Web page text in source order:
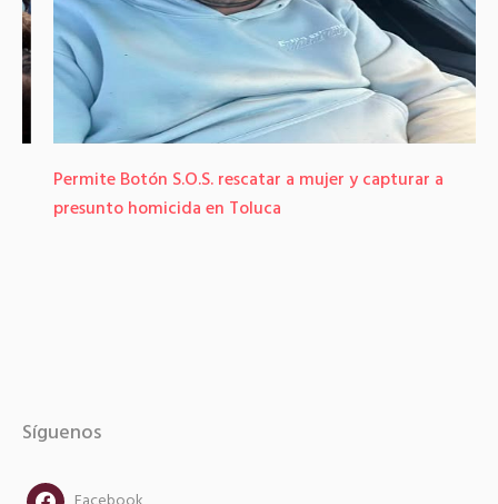
Permite Botón S.O.S. rescatar a mujer y capturar a
presunto homicida en Toluca
Síguenos
facebook